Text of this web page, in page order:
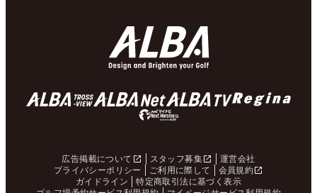
広告掲載について スタッフ募集
運営会社
プライバシーポリシー
ご利用に際して
会員規約
ガイドライン
特定商取引法に基づく表示